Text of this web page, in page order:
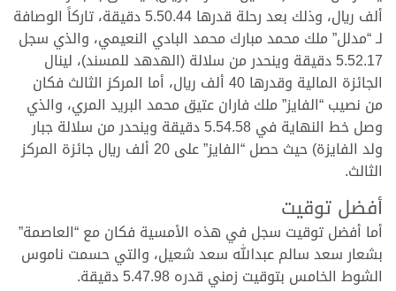
ألف ريال، وذلك بعد رحلة قدرها 5.50.44 دقيقة، تاركاً الوصافة
لـ “مدلل” ملك محمد مبارك محمد البادي النعيمي، والذي سجل
5.52.17 دقيقة وينحدر من سلالة (الهدهد للمسند)، لينال
الجائزة المالية وقدرها 40 ألف ريال، أما المركز الثالث فكان
من نصيب “الفايز” ملك فاران عتيق محمد البريد المري، والذي
وصل خط النهاية في 5.54.58 دقيقة وينحدر من سلالة جبار
ولد الفايزة) حيث حصل “الفايز” على 20 ألف ريال جائزة المركز
الثالث.
أفضل توقيت
أما أفضل توقيت سجل في هذه الأمسية فكان مع “العاصمة”
بشعار سعد سالم عبدالله سعد شعيل، والتي حسمت ناموس
الشوط الخامس بتوقيت زمني قدره 5.47.98 دقيقة.